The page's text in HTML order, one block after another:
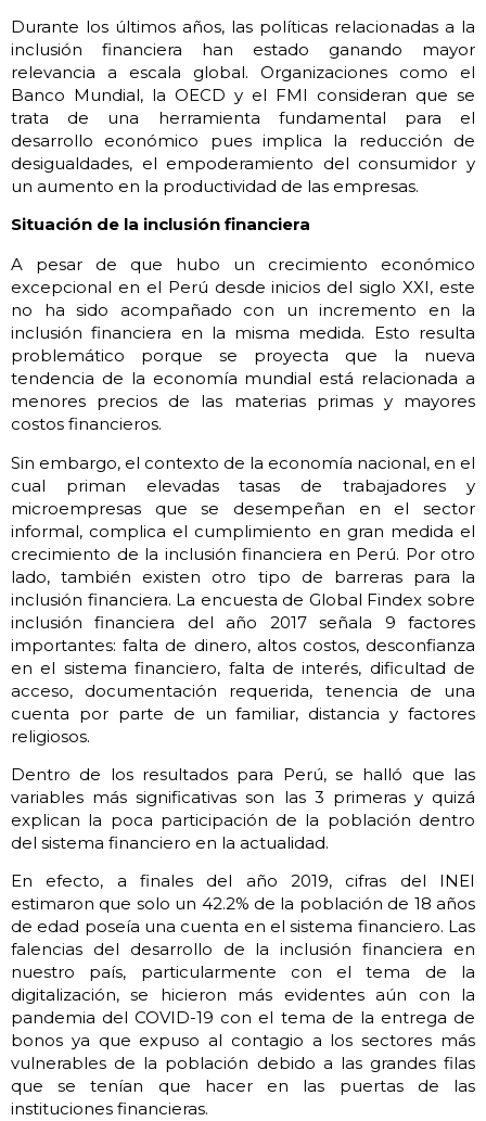
Durante los últimos años, las políticas relacionadas a la
inclusión financiera han estado ganando mayor
relevancia a escala global. Organizaciones como el
Banco Mundial, la OECD y el FMI consideran que se
trata de una herramienta fundamental para el
desarrollo económico pues implica la reducción de
desigualdades, el empoderamiento del consumidor y
un aumento en la productividad de las empresas.
Situación de la inclusión financiera
A pesar de que hubo un crecimiento económico
excepcional en el Perú desde inicios del siglo XXI, este
no ha sido acompañado con un incremento en la
inclusión financiera en la misma medida. Esto resulta
problemático porque se proyecta que la nueva
tendencia de la economía mundial está relacionada a
menores precios de las materias primas y mayores
costos financieros.
Sin embargo, el contexto de la economía nacional, en el
cual priman elevadas tasas de trabajadores y
microempresas que se desempeñan en el sector
informal, complica el cumplimiento en gran medida el
crecimiento de la inclusión financiera en Perú. Por otro
lado, también existen otro tipo de barreras para la
inclusión financiera. La encuesta de Global Findex sobre
inclusión financiera del año 2017 señala 9 factores
importantes: falta de dinero, altos costos, desconfianza
en el sistema financiero, falta de interés, dificultad de
acceso, documentación requerida, tenencia de una
cuenta por parte de un familiar, distancia y factores
religiosos.
Dentro de los resultados para Perú, se halló que las
variables más significativas son las 3 primeras y quizá
explican la poca participación de la población dentro
del sistema financiero en la actualidad.
En efecto, a finales del año 2019, cifras del INEI
estimaron que solo un 42.2% de la población de 18 años
de edad poseía una cuenta en el sistema financiero. Las
falencias del desarrollo de la inclusión financiera en
nuestro país, particularmente con el tema de la
digitalización, se hicieron más evidentes aún con la
pandemia del COVID-19 con el tema de la entrega de
bonos ya que expuso al contagio a los sectores más
vulnerables de la población debido a las grandes filas
que se tenían que hacer en las puertas de las
instituciones financieras.